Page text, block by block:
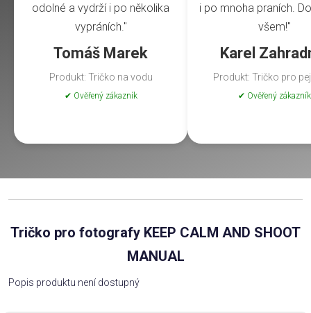
odolné a vydrží i po několika
vypráních."
Tomáš Marek
Produkt: Tričko na vodu
✔ Ověřený zákazník
i po mnoha praních.
všem!"
Karel
Produkt: Tričko pro
✔ Ověřený zákazník
Tričko pro fotografy KEEP CALM AND SHOOT
MANUAL
Popis produktu není dostupný